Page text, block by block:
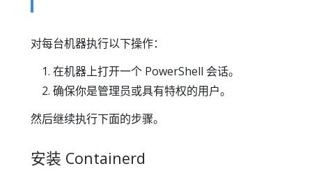
对每台机器执行以下操作：
在机器上打开一个 PowerShell 会话。
确保你是管理员或具有特权的用户。
然后继续执行下面的步骤。
安装 Containerd